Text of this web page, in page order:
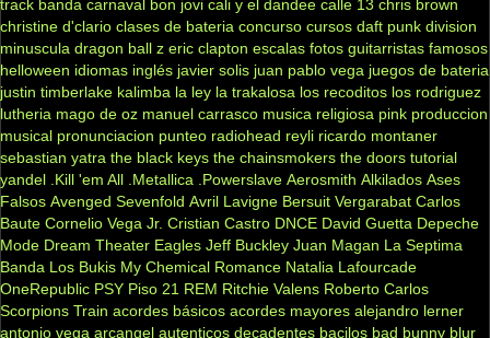
track banda carnaval bon jovi cali y el dandee calle 13 chris brown
christine d'clario clases de bateria concurso cursos daft punk division
minuscula dragon ball z eric clapton escalas fotos guitarristas famosos
helloween idiomas inglés javier solis juan pablo vega juegos de bateria
justin timberlake kalimba la ley la trakalosa los recoditos los rodriguez
lutheria mago de oz manuel carrasco musica religiosa pink produccion
musical pronunciacion punteo radiohead reyli ricardo montaner
sebastian yatra the black keys the chainsmokers the doors tutorial
yandel .Kill 'em All .Metallica .Powerslave Aerosmith Alkilados Ases
Falsos Avenged Sevenfold Avril Lavigne Bersuit Vergarabat Carlos
Baute Cornelio Vega Jr. Cristian Castro DNCE David Guetta Depeche
Mode Dream Theater Eagles Jeff Buckley Juan Magan La Septima
Banda Los Bukis My Chemical Romance Natalia Lafourcade
OneRepublic PSY Piso 21 REM Ritchie Valens Roberto Carlos
Scorpions Train acordes básicos acordes mayores alejandro lerner
antonio vega arcangel autenticos decadentes bacilos bad bunny blur